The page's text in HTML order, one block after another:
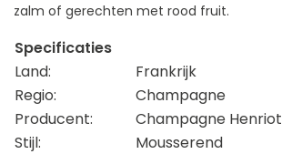
zalm of gerechten met rood fruit.
Specificaties
Land:
Frankrijk
Regio:
Champagne
Producent:
Champagne Henriot
Stijl:
Mousserend